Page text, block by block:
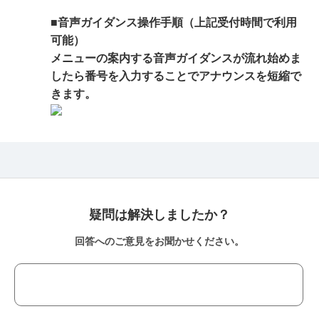
■音声ガイダンス操作手順（上記受付時間で利用
可能）
メニューの案内する音声ガイダンスが流れ始めま
したら番号を入力することでアナウンスを短縮で
きます。
疑問は解決しましたか？
回答へのご意見をお聞かせください。